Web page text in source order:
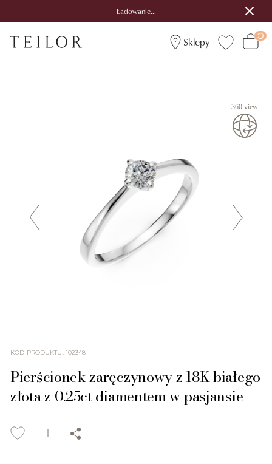
Ładowanie...
Sklepy
360 view
KOD PRODUKTU: 102348
Pierścionek zaręczynowy z 18K białego
złota z 0.25ct diamentem w pasjansie